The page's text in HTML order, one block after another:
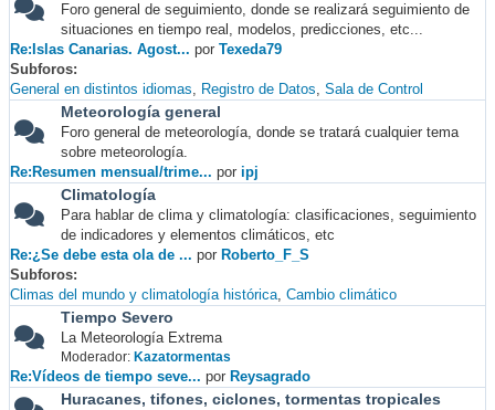
Foro general de seguimiento, donde se realizará seguimiento de
situaciones en tiempo real, modelos, predicciones, etc...
Re:Islas Canarias. Agost... por Texeda79
Subforos
General en distintos idiomas
Registro de Datos Sala de Control
Meteorología general
Foro general de meteorología, donde se tratará cualquier tema
sobre meteorología.
Re:Resumen mensual/trime... por ipj
Climatología
Para hablar de clima y climatología: clasificaciones, seguimiento
de indicadores y elementos climáticos, etc
Re:¿Se debe esta ola de ... por Roberto_F_S
Subforos
Climas del mundo y climatología histórica Cambio climático
Tiempo Severo
La Meteorología Extrema
Moderador: Kazatormentas
Re:Vídeos de tiempo seve... por Reysagrado
Huracanes, tifones, ciclones, tormentas tropicales